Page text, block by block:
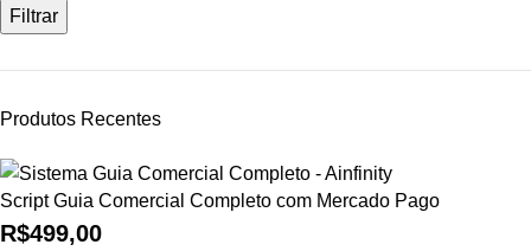
Filtrar
Produtos Recentes
Script Guia Comercial Completo com Mercado Pago
R$499,00